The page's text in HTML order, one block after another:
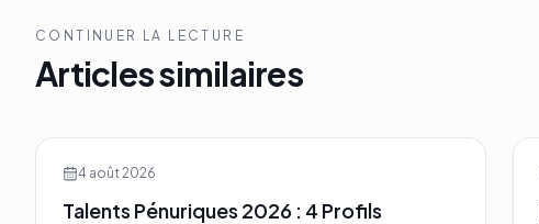
CONTINUER LA LECTURE
Articles similaires
4 août 2026
Talents Pénuriques 2026 : 4 Profils